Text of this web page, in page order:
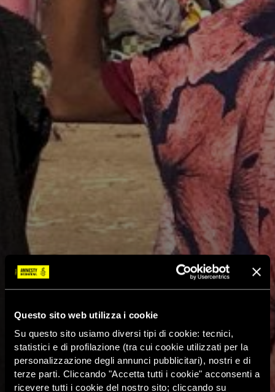
Questo sito web utilizza i cookie
Su questo sito usiamo diversi tipi di cookie: tecnici,
statistici e di profilazione (tra cui cookie utilizzati per la
personalizzazione degli annunci pubblicitari), nostri e di
terze parti. Cliccando "Accetta tutti i cookie" acconsenti a
ricevere tutti i cookie del nostro sito; cliccando su